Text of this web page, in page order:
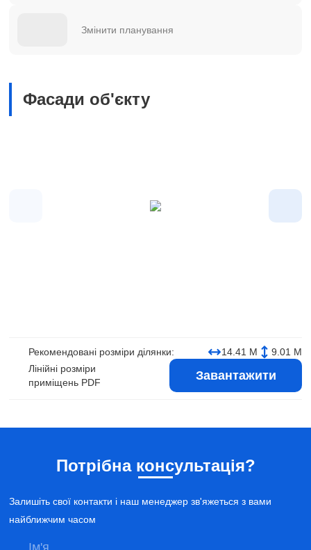
Змінити планування
Фасади об'єкту
Рекомендовані розміри ділянки: 14.41 М
9.01 М
Лінійні розміри
приміщень PDF
Завантажити
Потрібна консультація?
Залишіть свої контакти і наш менеджер зв'яжеться з вами
найближчим часом